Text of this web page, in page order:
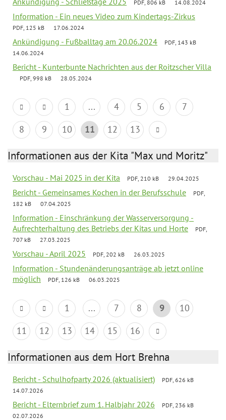
PDF, 806 kB 14.08.2024
Information - Ein neues Video zum Kindertags-Zirkus
PDF, 125 kB 17.06.2024
Ankündigung - Fußballtag am 20.06.2024
PDF, 143 kB
14.06.2024
Bericht - Kunterbunte Nachrichten aus der Roitzscher Villa
PDF, 998 kB 28.05.2024
1 ... 4 5 6
7
8
9 10 11 12 13
Informationen aus der Kita "Max und Moritz"
Vorschau - Mai 2025 in der Kita PDF, 210 kB 29.04.2025
Bericht - Gemeinsames Kochen in der Berufsschule
PDF,
182 kB
07.04.2025
Information - Einschränkung der Wasserversorgung -
Aufrechterhaltung des Betriebs der Kitas und Horte
PDF,
707 kB
27.03.2025
Vorschau - April 2025 PDF, 202 kB 26.03.2025
Information - Stundenänderungsanträge ab jetzt online
möglich
PDF, 126 kB 06.03.2025
1 ... 7 8 9
10
11
12 13 14 15 16
Informationen aus dem Hort Brehna
Bericht - Schulhofparty 2026 (aktualisiert)
PDF, 626 kB
14.07.2026
Bericht - Elternbrief zum 1. Halbjahr 2026
PDF, 236 kB
02.07.2026